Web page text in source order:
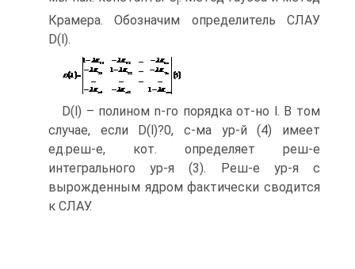
Крамера. Обозначим определитель СЛАУ
D(l).
D(l) – полином n-го порядка от-но l. В том
случае, если D(l)?0, с-ма ур-й (4) имеет
ед.реш-е, кот. определяет реш-е
интегрального ур-я (3). Реш-е ур-я с
вырожденным ядром фактически сводится
к СЛАУ.